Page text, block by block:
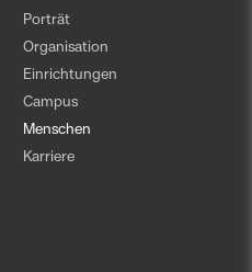
Porträt
Organisation
Einrichtungen
Campus
Menschen
Karriere